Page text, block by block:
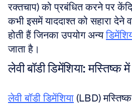
रक्तचाप) को प्रबंधित करने पर
कभी इसमें याददाश्त को सहारा देने
होती हैं जिनका उपयोग अन्य
जाता है।
लेवी बॉडी डिमेंशिया: मस्तिष्क
लेवी बॉडी डिमेंशिया (LBD)